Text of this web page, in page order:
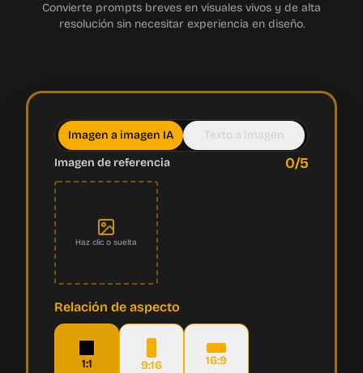
Convierte prompts breves en visuales vivos y de alta
resolución sin necesitar experiencia en diseño.
Imagen a imagen IA
Texto a imagen
Imagen de referencia
0/5
Haz clic o suelta
Relación de aspecto
1:1 9:16 16:9